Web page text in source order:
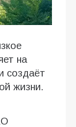
на
создаёт
жизни.